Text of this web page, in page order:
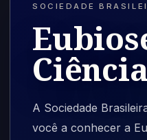
SOCIEDADE
A Sociedade
você a conhecer a